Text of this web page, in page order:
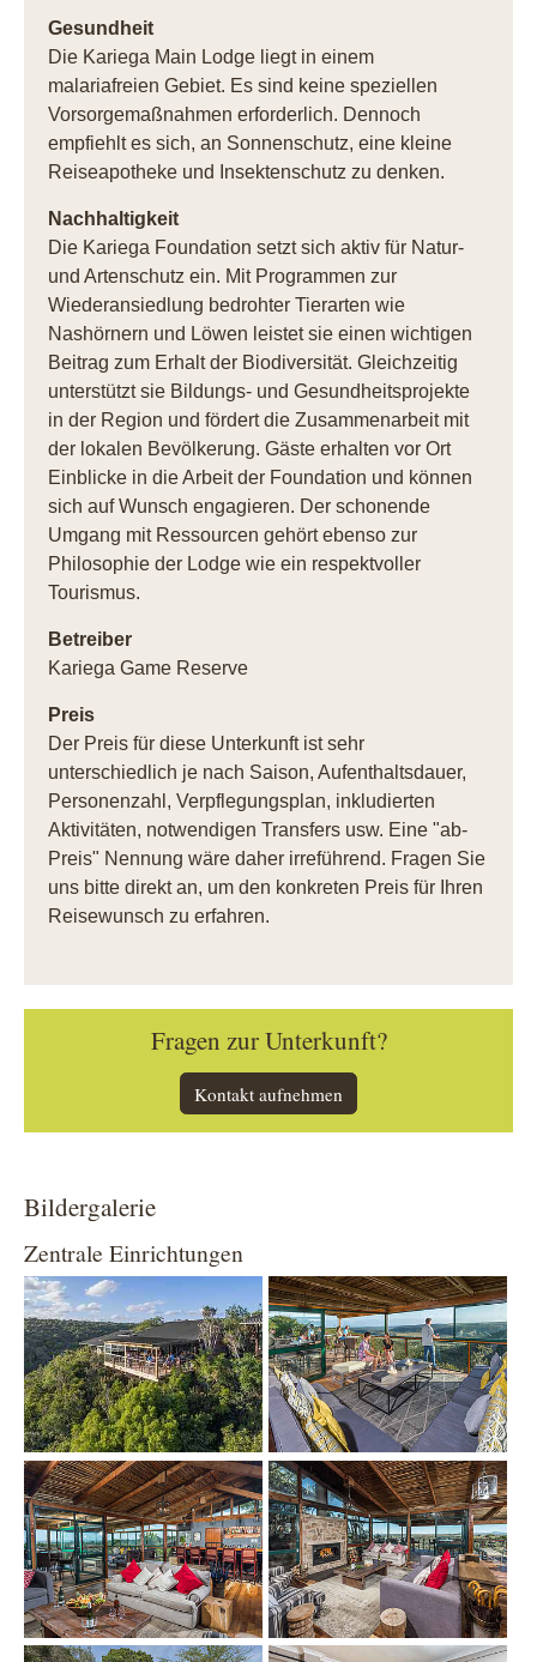
Gesundheit
Die Kariega Main Lodge liegt in einem
malariafreien Gebiet. Es sind keine speziellen
Vorsorgemaßnahmen erforderlich. Dennoch
empfiehlt es sich, an Sonnenschutz, eine kleine
Reiseapotheke und Insektenschutz zu denken.
Nachhaltigkeit
Die Kariega Foundation setzt sich aktiv für Natur-
und Artenschutz ein. Mit Programmen zur
Wiederansiedlung bedrohter Tierarten wie
Nashörnern und Löwen leistet sie einen wichtigen
Beitrag zum Erhalt der Biodiversität. Gleichzeitig
unterstützt sie Bildungs- und Gesundheitsprojekte
in der Region und fördert die Zusammenarbeit mit
der lokalen Bevölkerung. Gäste erhalten vor Ort
Einblicke in die Arbeit der Foundation und können
sich auf Wunsch engagieren. Der schonende
Umgang mit Ressourcen gehört ebenso zur
Philosophie der Lodge wie ein respektvoller
Tourismus.
Betreiber
Kariega Game Reserve
Preis
Der Preis für diese Unterkunft ist sehr
unterschiedlich je nach Saison, Aufenthaltsdauer,
Personenzahl, Verpflegungsplan, inkludierten
Aktivitäten, notwendigen Transfers usw. Eine "ab-
Preis" Nennung wäre daher irreführend. Fragen Sie
uns bitte direkt an, um den konkreten Preis für Ihren
Reisewunsch zu erfahren.
Fragen zur Unterkunft?
Kontakt aufnehmen
Bildergalerie
Zentrale Einrichtungen
Show larger version Show larger version
Show larger version Show larger version
Show larger version Show larger version